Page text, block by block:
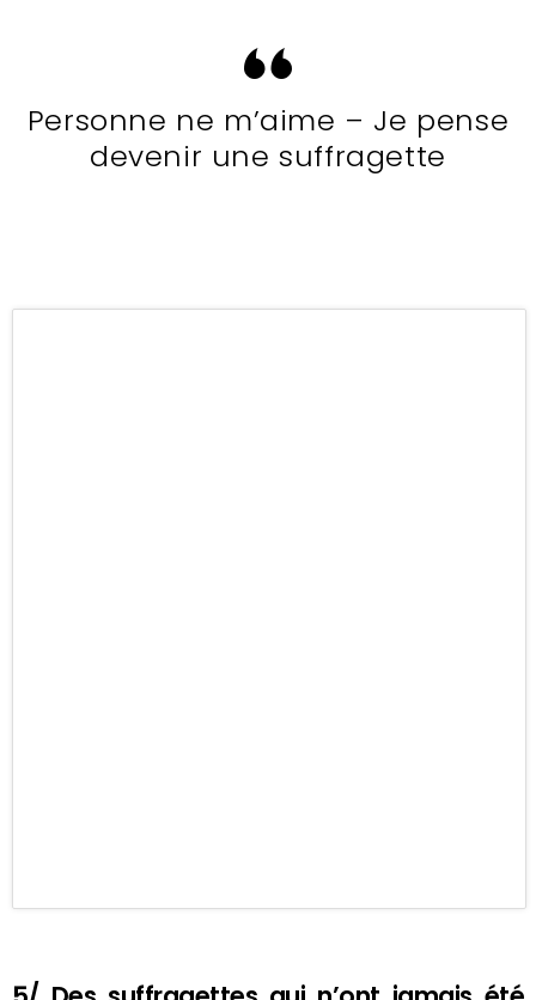
Personne ne m’aime – Je pense
devenir une suffragette